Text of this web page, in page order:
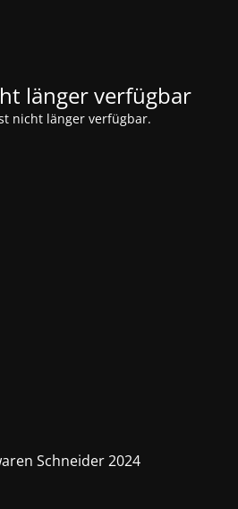
länger verfügbar
nicht länger verfügbar.
Schneider 2024